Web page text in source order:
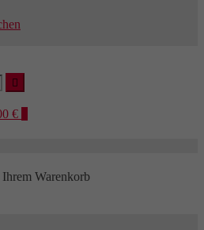

€
Warenkorb